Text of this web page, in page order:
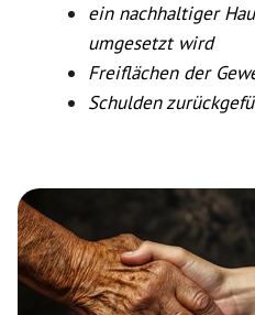
ein nachhaltiger
umgesetzt wird
Freiflächen der
Schulden